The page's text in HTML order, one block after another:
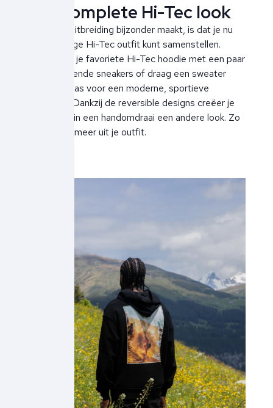
Een complete Hi-Tec look
Wat deze uitbreiding bijzonder maakt, is dat je nu
een volledige Hi-Tec outfit kunt samenstellen.
Combineer je favoriete Hi-Tec hoodie met een paar
van de bekende sneakers of draag een sweater
onder een jas voor een moderne, sportieve
uitstraling. Dankzij de reversible designs creëer je
bovendien in een handomdraai een andere look. Zo
haal je nóg meer uit je outfit.